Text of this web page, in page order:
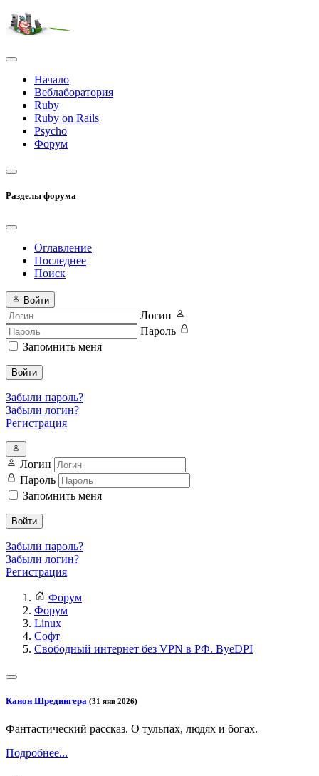
Начало
Веблаборатория
Ruby
Ruby on Rails
Psycho
Форум
Разделы форума
Оглавление
Последнее
Поиск
Войти
Логин
Пароль
Запомнить меня
Войти
Забыли пароль?
Забыли логин?
Регистрация
Логин
Пароль
Запомнить меня
Войти
Забыли пароль?
Забыли логин?
Регистрация
Форум
Форум
Linux
Софт
Свободный интернет без VPN в РФ. ByeDPI
Канон Шредингера (31 янв 2026)
Фантастический рассказ. О тульпах, людях и богах.
Подробнее...